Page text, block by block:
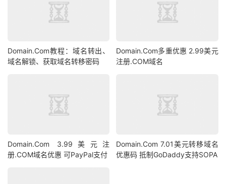
Domain.Com教程：域名转出、
域名解锁、获取域名转移密码
Domain.Com多重优惠 2.99美元
注册.COM域名
Domain.Com 3.99美元注
册.COM域名优惠 可PayPal支付
Domain.Com 7.01美元转移域名
优惠码 抵制GoDaddy支持SOPA